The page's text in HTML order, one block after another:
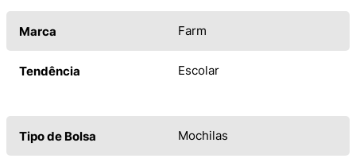
Marca Farm
Tendência Escolar
Tipo de Bolsa Mochilas